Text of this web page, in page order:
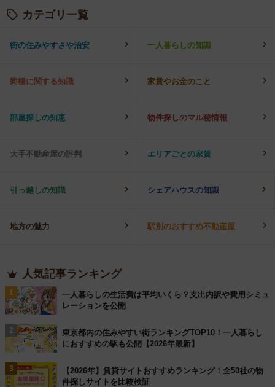
カテゴリ一覧
街の住みやすさや治安 一人暮らしの知識
同棲に関する知識 家賃やお金のこと
部屋探しの知恵 物件探しのマル秘情報
大手不動産屋の評判 エリアごとの家賃
引っ越しの知識 シェアハウスの知識
地方の魅力 駅別のおすすめ不動産屋
人気記事ランキング
1
一人暮らしの生活費は平均いくら？支出内訳や費用シミュ
レーションを公開
2
東京都内の住みやすい街ランキングTOP10！一人暮らし
におすすめの駅も公開【2026年最新】
3
【2026年】賃貸サイトおすすめランキング！全50社の物
件探しサイトを比較検証